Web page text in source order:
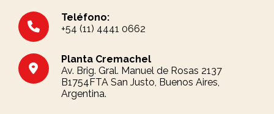
Teléfono:
+54 (11) 4441 0662
Planta Cremachel
Av. Brig. Gral. Manuel de Rosas 2137
B1754FTA San Justo, Buenos Aires,
Argentina.